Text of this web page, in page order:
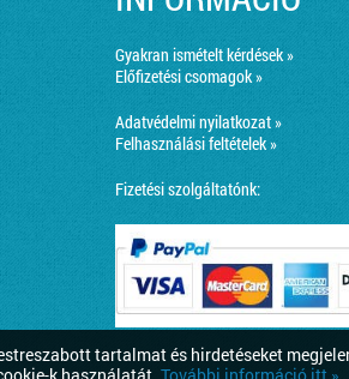
tartalmat és hirdetéseket
Gyakran ismételt kérdések »
Előfizetési csomagok »
Adatvédelmi nyilatkozat »
Felhasználási feltételek »
Fizetési szolgáltatónk: